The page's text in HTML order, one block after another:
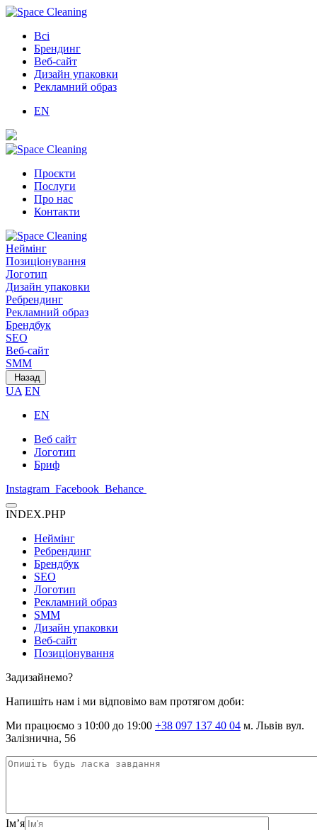
Всі
Брендинг
Веб-сайт
Дизайн упаковки
Рекламний образ
EN
Проєкти
Послуги
Про нас
Контакти
Неймінг
Позиціонування
Логотип
Дизайн упаковки
Ребрендинг
Рекламний образ
Брендбук
SEO
Веб-сайт
SMM
Назад
UA EN
EN
Веб сайт
Логотип
Бриф
Instagram Facebook Behance
INDEX.PHP
Неймінг
Ребрендинг
Брендбук
SEO
Логотип
Рекламний образ
SMM
Дизайн упаковки
Веб-сайт
Позиціонування
Задизайнемо?
Напишіть нам і ми відповімо вам протягом доби:
Ми працюємо з 10:00 до 19:00 +38 097 137 40 04 м. Львів вул.
Залізнична, 56
Ім’я